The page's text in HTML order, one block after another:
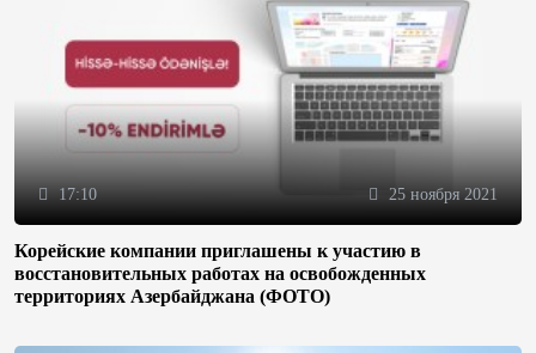
17:10 25 ноября 2021
Корейские компании приглашены к участию в
восстановительных работах на освобожденных
территориях Азербайджана (ФОТО)